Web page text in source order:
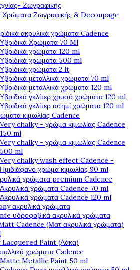
Ζωγραφικής
Χρώματα Ζωγραφικής & Decoupage
ακρυλικά χρώματα Cadence
Υβριδικά Χρώματα 70 Ml
Υβριδικά χρώματα 120 ml
Υβριδικά χρώματα 500 ml
Υβριδικά χρώματα 2 lt
Υβριδικά μεταλλικά χρώματα 70 ml
Υβριδικά μεταλλικά χρώματα 120 ml
Υβριδικά γκλίτερ χρυσό χρώματα 120 ml
Υβριδικά γκλίτερ ασημί χρώματα 120 ml
κιμωλίας Cadence
Very chalky - χρώμα κιμωλίας Cadence
150 ml
Very chalky - χρώμα κιμωλίας Cadence
500 ml
Very chalky wash effect Cadence -
Ημιδιάφανο χρώμα κιμωλίας 90 ml
χρώματα premium Cadence
Ακρυλικά χρώματα Cadence 70 ml
Ακρυλικά χρώματα Cadence 120 ml
ακρυλικά χρώματα
υδροφοβικά ακρυλικά χρώματα
Cadence (Ματ ακρυλικά χρώματα)
Lacquered Paint (Λάκα)
χρώματα Cadence
Matte Metallic Paint 50 ml